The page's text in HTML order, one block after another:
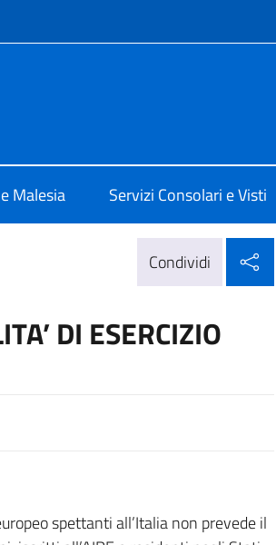
Malesia Servizi Consolari e Visti
Condividi
DI ESERCIZIO
spettanti all’Italia non prevede il